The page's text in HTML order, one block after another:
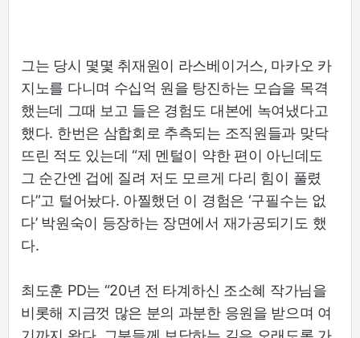
그는 당시 몇몇 취재원이 라스베이거스, 마카오 카
지노를 다니며 수십억 원을 탕진하는 모습을 목격
했는데 그때 보고 들은 경험도 대본에 녹여냈다고
했다. 한번은 삼합회로 추측되는 조직원들과 맞닥
뜨린 적도 있는데 “제 멘털이 약한 편이 아닌데도
그 순간엔 겁에 질려 저도 모르게 다리 힘이 풀렸
다”고 털어놨다. 아찔했던 이 경험은 ‘구필수는 없
다’ 박원숙이 등장하는 장면에서 재가공되기도 했
다.
최도훈 PD는 “20년 전 타계하신 조소혜 작가님을
비롯해 지금껏 많은 분의 과분한 응원을 받으며 여